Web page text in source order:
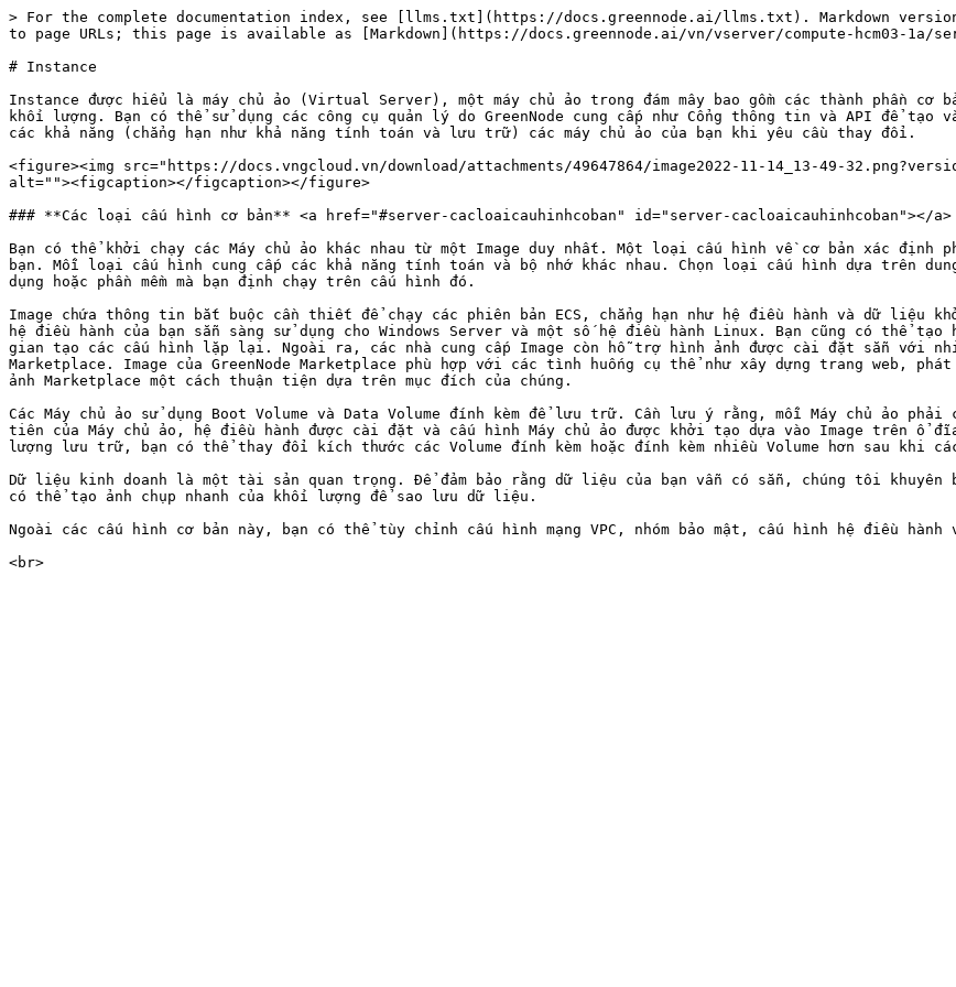
> For the complete documentation index, see [llms.txt](https://docs.greennode.ai/llms.txt). Markdown
to page URLs; this page is available as [Markdown](https://docs.greennode.ai/vn/vserver/compute-hcm03-1a/
# Instance
Instance được hiểu là máy chủ ảo (Virtual Server), một máy chủ ảo trong đám mây bao gồm các thành phần cơ
khối lượng. Bạn có thể sử dụng các công cụ quản lý do GreenNode cung cấp như Cổng thông tin và API để
các khả năng (chẳng hạn như khả năng tính toán và lưu trữ) các máy chủ ảo của bạn khi yêu cầu thay đổi.
<figure><img src="https://docs.vngcloud.vn/download/attachments/49647864/image2022-11-14_13-49-
alt=""><figcaption></figcaption></figure>
### **Các loại cấu hình cơ bản** <a href="#server-cacloaicauhinhcoban" id="server-cacloaicauhinhcoban"></a>
Bạn có thể khởi chạy các Máy chủ ảo khác nhau từ một Image duy nhất. Một loại cấu hình về cơ bản xác định
bạn. Mỗi loại cấu hình cung cấp các khả năng tính toán và bộ nhớ khác nhau. Chọn loại cấu hình dựa trên
dụng hoặc phần mềm mà bạn định chạy trên cấu hình đó.
Image chứa thông tin bắt buộc cần thiết để chạy các phiên bản ECS, chẳng hạn như hệ điều hành và dữ liệu
hệ điều hành của bạn sẵn sàng sử dụng cho Windows Server và một số hệ điều hành Linux. Bạn cũng có thể
gian tạo các cấu hình lặp lại. Ngoài ra, các nhà cung cấp Image còn hỗ trợ hình ảnh được cài đặt sẵn với
Marketplace. Image của GreenNode Marketplace phù hợp với các tình huống cụ thể như xây dựng trang web,
ảnh Marketplace một cách thuận tiện dựa trên mục đích của chúng.
Các Máy chủ ảo sử dụng Boot Volume và Data Volume đính kèm để lưu trữ. Cần lưu ý rằng, mỗi Máy chủ ảo
tiên của Máy chủ ảo, hệ điều hành được cài đặt và cấu hình Máy chủ ảo được khởi tạo dựa vào Image trên ổ đĩa
lượng lưu trữ, bạn có thể thay đổi kích thước các Volume đính kèm hoặc đính kèm nhiều Volume hơn sau khi
Dữ liệu kinh doanh là một tài sản quan trọng. Để đảm bảo rằng dữ liệu của bạn vẫn có sẵn, chúng tôi khuyên
có thể tạo ảnh chụp nhanh của khối lượng để sao lưu dữ liệu.
Ngoài các cấu hình cơ bản này, bạn có thể tùy chỉnh cấu hình mạng VPC, nhóm bảo mật, cấu hình hệ điều